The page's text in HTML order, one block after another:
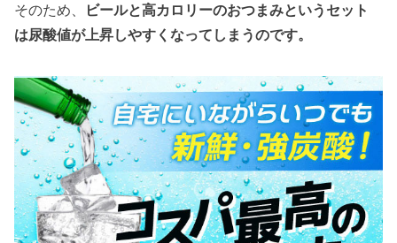
そのため、
ビールと高カロリーのおつまみというセット
は尿酸値が上昇しやすくなってしまうのです。